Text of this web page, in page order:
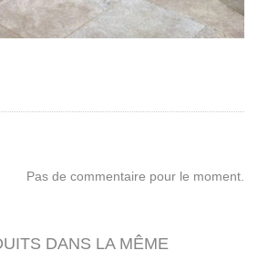
Pas de commentaire pour le moment.
DANS LA MÊME